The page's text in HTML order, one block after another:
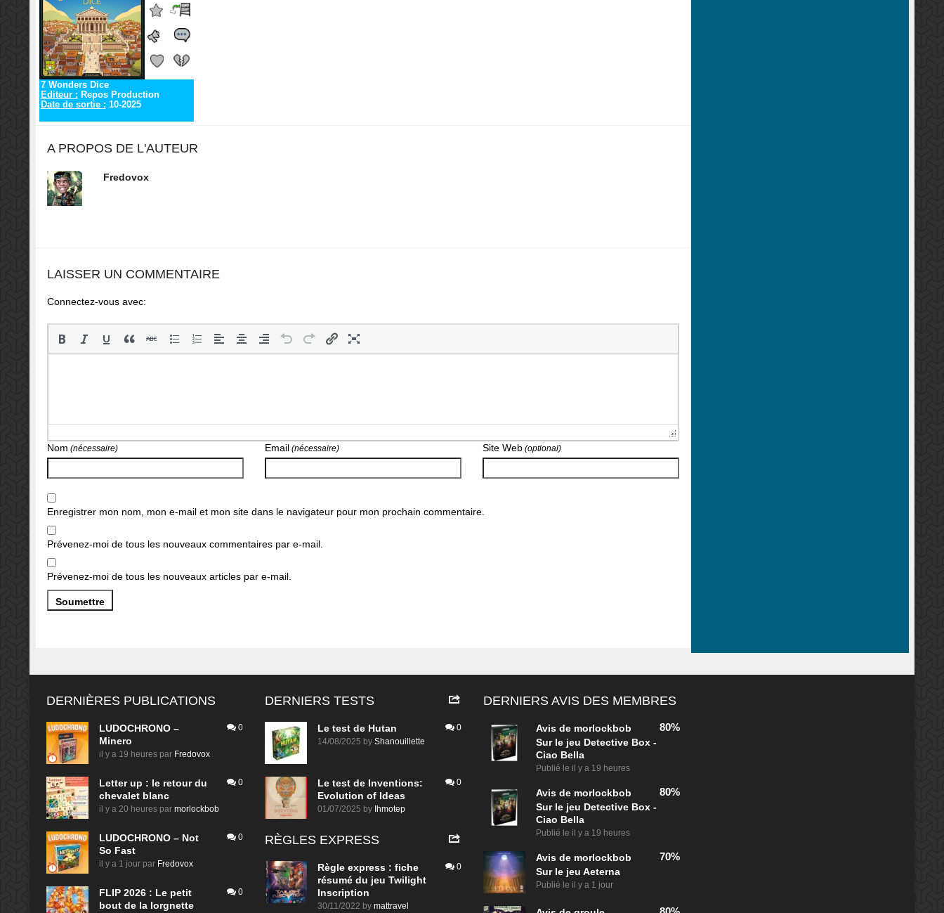
7 Wonders Dice
Editeur : Repos Production
Date de sortie : 10-2025
A PROPOS DE L'AUTEUR
Fredovox
LAISSER UN COMMENTAIRE
Connectez-vous avec:
Nom (nécessaire) Email (nécessaire) Site Web(optional)
Enregistrer mon nom, mon e-mail et mon site dans le navigateur pour mon prochain commentaire.
Prévenez-moi de tous les nouveaux commentaires par e-mail.
Prévenez-moi de tous les nouveaux articles par e-mail.
DERNIÈRES PUBLICATIONS
LUDOCHRONO –
Minero
il y a 19 heures par Fredovox
0
Letter up : le retour du
chevalet blanc
il y a 20 heures par morlockbob
0
LUDOCHRONO – Not
So Fast
il y a 1 jour par Fredovox
0
FLIP 2026 : Le petit
bout de la lorgnette
0
DERNIERS TESTS
Le test de Hutan
14/08/2025 by Shanouillette
0
Le test de Inventions:
Evolution of Ideas
01/07/2025 by Ihmotep
0
RÈGLES EXPRESS
Règle express : fiche
résumé du jeu Twilight
Inscription
30/11/2022 by mattravel
0
DERNIERS AVIS DES MEMBRES
Avis de morlockbob
Sur le jeu Detective Box -
Ciao Bella
Publié le il y a 19 heures
80%
Avis de morlockbob
Sur le jeu Detective Box -
Ciao Bella
Publié le il y a 19 heures
80%
Avis de morlockbob
Sur le jeu Aeterna
Publié le il y a 1 jour
70%